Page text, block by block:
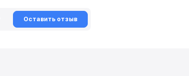
Оставить отзыв